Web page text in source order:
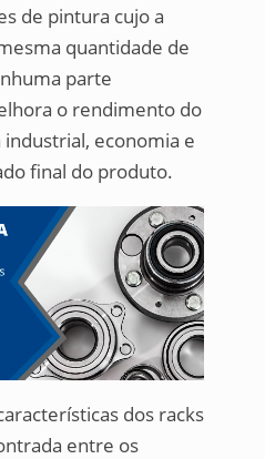
de pintura cujo a
quantidade de
parte
o rendimento do
economia e
final do produto.
dos racks
entre os